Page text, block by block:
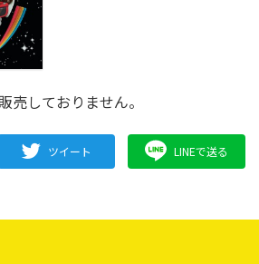
売しておりません。
ツイート LINEで送る